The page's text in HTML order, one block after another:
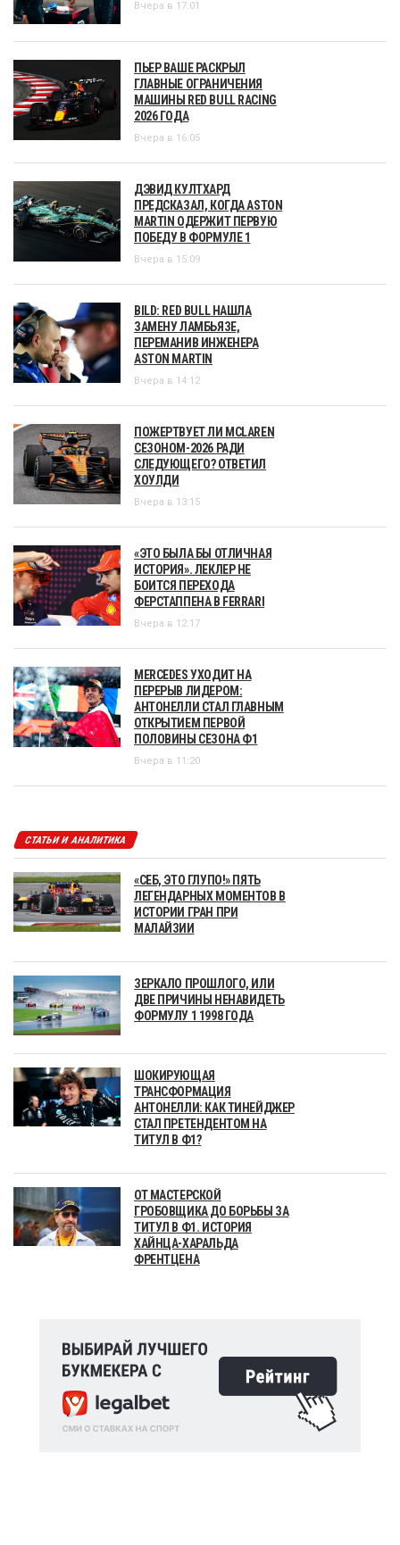
Вчера в 17:01
ПЬЕР ВАШЕ РАСКРЫЛ
ГЛАВНЫЕ ОГРАНИЧЕНИЯ
МАШИНЫ RED BULL RACING
2026 ГОДА
Вчера в 16:05
ДЭВИД КУЛТХАРД
ПРЕДСКАЗАЛ, КОГДА ASTON
MARTIN ОДЕРЖИТ ПЕРВУЮ
ПОБЕДУ В ФОРМУЛЕ 1
Вчера в 15:09
BILD: RED BULL НАШЛА
ЗАМЕНУ ЛАМБЬЯЗЕ,
ПЕРЕМАНИВ ИНЖЕНЕРА
ASTON MARTIN
Вчера в 14:12
ПОЖЕРТВУЕТ ЛИ MCLAREN
СЕЗОНОМ-2026 РАДИ
СЛЕДУЮЩЕГО? ОТВЕТИЛ
ХОУЛДИ
Вчера в 13:15
«ЭТО БЫЛА БЫ ОТЛИЧНАЯ
ИСТОРИЯ». ЛЕКЛЕР НЕ
БОИТСЯ ПЕРЕХОДА
ФЕРСТАППЕНА В FERRARI
Вчера в 12:17
MERCEDES УХОДИТ НА
ПЕРЕРЫВ ЛИДЕРОМ:
АНТОНЕЛЛИ СТАЛ ГЛАВНЫМ
ОТКРЫТИЕМ ПЕРВОЙ
ПОЛОВИНЫ СЕЗОНА Ф1
Вчера в 11:20
СТАТЬИ И АНАЛИТИКА
«СЕБ, ЭТО ГЛУПО!» ПЯТЬ
ЛЕГЕНДАРНЫХ МОМЕНТОВ В
ИСТОРИИ ГРАН ПРИ
МАЛАЙЗИИ
ЗЕРКАЛО ПРОШЛОГО, ИЛИ
ДВЕ ПРИЧИНЫ НЕНАВИДЕТЬ
ФОРМУЛУ 1 1998 ГОДА
ШОКИРУЮЩАЯ
ТРАНСФОРМАЦИЯ
АНТОНЕЛЛИ: КАК ТИНЕЙДЖЕР
СТАЛ ПРЕТЕНДЕНТОМ НА
ТИТУЛ В Ф1?
ОТ МАСТЕРСКОЙ
ГРОБОВЩИКА ДО БОРЬБЫ ЗА
ТИТУЛ В Ф1. ИСТОРИЯ
ХАЙНЦА-ХАРАЛЬДА
ФРЕНТЦЕНА